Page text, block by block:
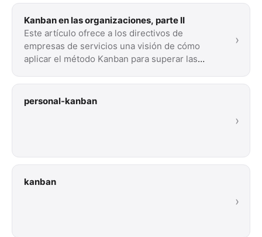
Kanban en las organizaciones, parte II
Este artículo ofrece a los directivos de
empresas de servicios una visión de cómo
aplicar el método Kanban para superar las
›
personal-kanban
›
kanban
›